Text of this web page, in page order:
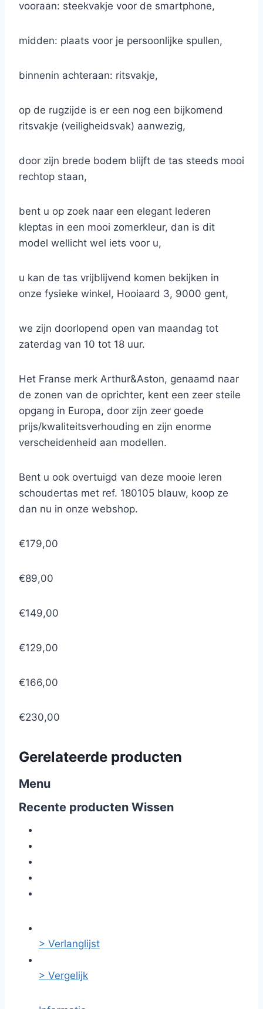
vooraan: steekvakje voor de smartphone,
midden: plaats voor je persoonlijke spullen,
binnenin achteraan: ritsvakje,
op de rugzijde is er een nog een bijkomend
ritsvakje (veiligheidsvak) aanwezig,
door zijn brede bodem blijft de tas steeds mooi
rechtop staan,
bent u op zoek naar een elegant lederen
kleptas in een mooi zomerkleur, dan is dit
model wellicht wel iets voor u,
u kan de tas vrijblijvend komen bekijken in
onze fysieke winkel, Hooiaard 3, 9000 gent,
we zijn doorlopend open van maandag tot
zaterdag van 10 tot 18 uur.
Het Franse merk Arthur&Aston, genaamd naar
de zonen van de oprichter, kent een zeer steile
opgang in Europa, door zijn zeer goede
prijs/kwaliteitsverhouding en zijn enorme
verscheidenheid aan modellen.
Bent u ook overtuigd van deze mooie leren
schoudertas met ref. 180105 blauw, koop ze
dan nu in onze webshop.
€179,00
€89,00
€149,00
€129,00
€166,00
€230,00
Gerelateerde producten
Menu
Recente producten Wissen
> Verlanglijst
> Vergelijk